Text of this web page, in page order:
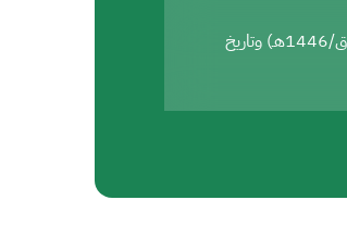
رقم (46114672/ق/1446هـ) وتاريخ